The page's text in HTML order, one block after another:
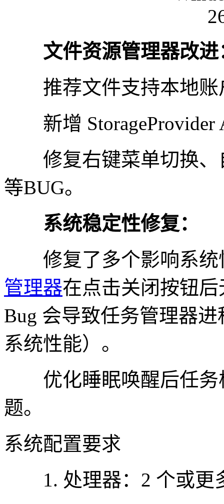
文件资源管理器改进
推荐文件支持本地账
新增 StorageProvider
修复右键菜单切换、
等BUG。 ‌
系统稳定性修复：
修复了多个影响系统
管理器在点击关闭按钮
Bug 会导致任务管理器
系统性能）。
优化睡眠唤醒后任务
题。
系统配置要求
1. 处理器：2 个或更